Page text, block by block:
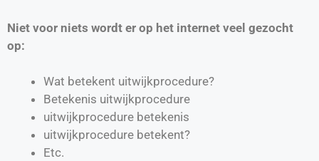
Niet voor niets wordt er op het internet veel gezocht
op:
Wat betekent uitwijkprocedure?
Betekenis uitwijkprocedure
uitwijkprocedure betekenis
uitwijkprocedure betekent?
Etc.